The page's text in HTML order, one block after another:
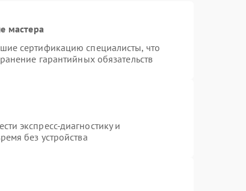
мастера
сертификацию специалисты, что
гарантийных обязательств
экспресс-диагностику и
без устройства